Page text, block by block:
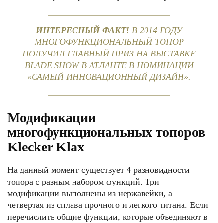
ИНТЕРЕСНЫЙ ФАКТ! В 2014 ГОДУ
МНОГОФУНКЦИОНАЛЬНЫЙ ТОПОР
ПОЛУЧИЛ ГЛАВНЫЙ ПРИЗ НА ВЫСТАВКЕ
BLADE SHOW В АТЛАНТЕ В НОМИНАЦИИ
«САМЫЙ ИННОВАЦИОННЫЙ ДИЗАЙН».
Модификации
многофункциональных топоров
Klecker Klax
На данный момент существует 4 разновидности
топора с разным набором функций. Три
модификации выполнены из нержавейки, а
четвертая из сплава прочного и легкого титана. Если
перечислить общие функции, которые объединяют в